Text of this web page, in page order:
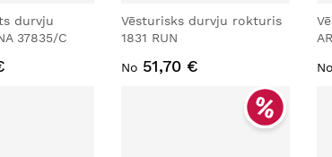
durvju
37835/C
Vēsturisks durvju rokturis
1831 RUN
No 51,70 € No